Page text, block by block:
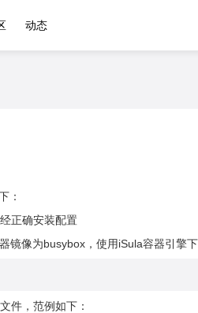
动态
：
正确安装配置
镜像为busybox，使用iSula容器引擎
件，范例如下：